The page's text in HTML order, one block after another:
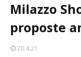
Milazzo
proposte
20.4.21